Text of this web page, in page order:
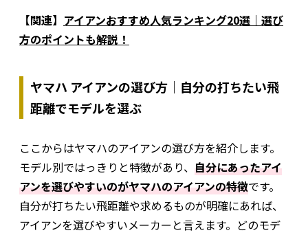
【関連】 アイアンおすすめ人気ランキング20選｜選び
方のポイントも解説！
ヤマハ アイアンの選び方｜自分の打ちたい飛
距離でモデルを選ぶ
ここからはヤマハのアイアンの選び方を紹介します。
モデル別ではっきりと特徴があり、 自分にあったアイ
アンを選びやすいのがヤマハのアイアンの特徴です。
自分が打ちたい飛距離や求めるものが明確にあれば、
アイアンを選びやすいメーカーと言えます。どのモデ